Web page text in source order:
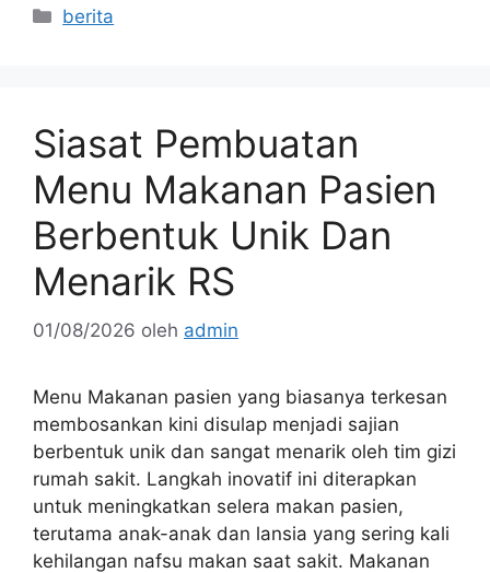
Kategori
berita
Siasat Pembuatan
Menu Makanan Pasien
Berbentuk Unik Dan
Menarik RS
01/08/2026 oleh admin
Menu Makanan pasien yang biasanya terkesan
membosankan kini disulap menjadi sajian
berbentuk unik dan sangat menarik oleh tim gizi
rumah sakit. Langkah inovatif ini diterapkan
untuk meningkatkan selera makan pasien,
terutama anak-anak dan lansia yang sering kali
kehilangan nafsu makan saat sakit. Makanan